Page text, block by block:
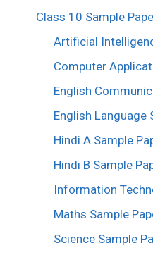
Class 10 Sample
Artificial
Computer
English
English Language
Hindi A Sample
Hindi B Sample
Information
Maths Sample
Science Sample